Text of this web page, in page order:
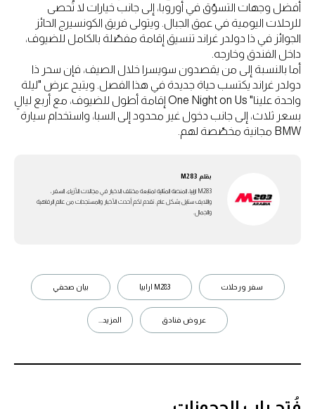
أفضل وجهات التسوّق في أوروبا، إلى جانب خيارات لا تُحصى
للرحلات اليومية في عمق الجبال. ويتولى فريق الكونسيرج الحائز
الجوائز في ذا دولدر غراند تنسيق إقامة مفصّلة بالكامل للضيوف،
داخل الفندق وخارجه.
أما بالنسبة إلى من يقصدون سويسرا خلال الصيف، فإن سحر ذا
دولدر غراند يكتسب حياة جديدة في هذا الفصل. ويتيح عرض "ليلة
واحدة علينا" One Night on Us إقامة أطول للضيوف، مع أربع ليالٍ
بسعر ثلاث، إلى جانب دخول غير محدود إلى السبا، واستخدام سيارة
BMW مجانية مخصّصة لهم.
بقلم M283
M283 ارابيا، المنصة المثالية لمتابعة مختلف الاخبار في مجالات الأزياء، السفر،
واللايف ستايل بشكل عام. تقدم لكم أحدث الأخبار والمستجدات من عالم الرفاهية
والجمال.
سفر ورحلات M283 ارابيا بيان صحفي
عروض فنادق المزيد...